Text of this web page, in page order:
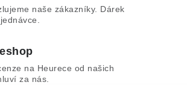
naše zákazníky. Dárek
na Heurece od našich
za nás.